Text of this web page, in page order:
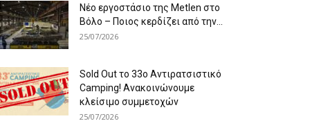
Νέο εργοστάσιο της Metlen στο
Βόλο – Ποιος κερδίζει από την...
25/07/2026
Sold Out το 33ο Αντιρατσιστικό
Camping! Ανακοινώνουμε
κλείσιμο συμμετοχών
25/07/2026